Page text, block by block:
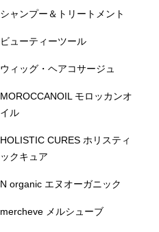
シャンプー＆トリートメント
ビューティーツール
ウィッグ・ヘアコサージュ
MOROCCANOIL モロッカンオ
イル
HOLISTIC CURES ホリスティ
ックキュア
N organic エヌオーガニック
mercheve メルシューブ